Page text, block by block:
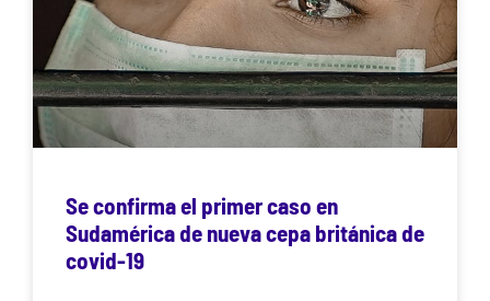
Se confirma el primer caso en
Sudamérica de nueva cepa británica de
covid-19